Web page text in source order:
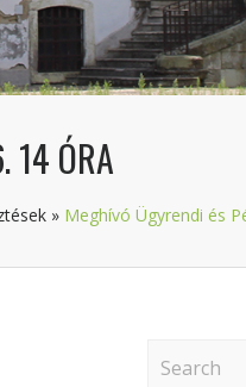
14 ÓRA
» Meghívó Ügyrendi és